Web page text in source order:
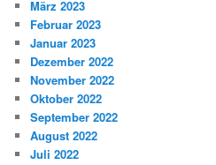
März 2023
Februar 2023
Januar 2023
Dezember 2022
November 2022
Oktober 2022
September 2022
August 2022
Juli 2022